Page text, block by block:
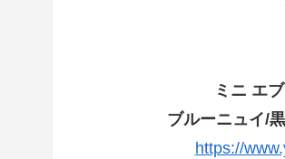
ミニ エ
ブルーニュイ/
https://